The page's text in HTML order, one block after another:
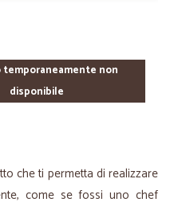
non
disponibile
che ti permetta di realizzare
come se fossi uno chef